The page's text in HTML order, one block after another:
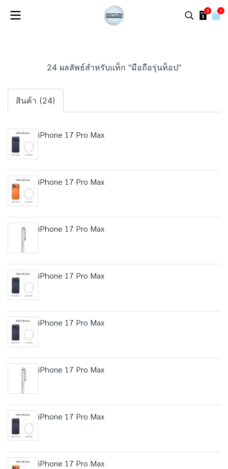
0 0
24 ผลลัพธ์สำหรับแท็ก "มือถือรุ่นท็อป"
สินค้า (24)
iPhone 17 Pro Max
iPhone 17 Pro Max
iPhone 17 Pro Max
iPhone 17 Pro Max
iPhone 17 Pro Max
iPhone 17 Pro Max
iPhone 17 Pro Max
iPhone 17 Pro Max